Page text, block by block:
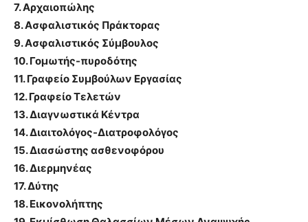
7. Αρχαιοπώλης
8. Ασφαλιστικός Πράκτορας
9. Ασφαλιστικός Σύμβουλος
10. Γομωτής-πυροδότης
11. Γραφείο Συμβούλων Εργασίας
12. Γραφείο Τελετών
13. Διαγνωστικά Κέντρα
14. Διαιτολόγος-Διατροφολόγος
15. Διασώστης ασθενοφόρου
16. Διερμηνέας
17. Δύτης
18. Εικονολήπτης